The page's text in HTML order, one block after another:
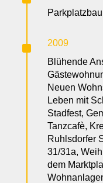
^
2009
Blühende
Neuen
Leben mit
Stadfest,
Tanzcafè,
Ruhlsdorfer
31/31a,
dem